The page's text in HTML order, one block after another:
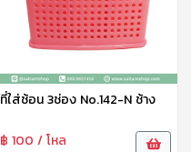
ที่ใส่ช้อน 3ช่อง No.142-N ช้าง
฿ 100 / โหล